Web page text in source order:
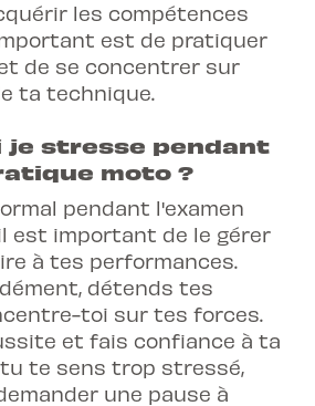
les compétences
est de pratiquer
de se concentrer sur
ta technique.
je stresse pendant
moto ?
pendant l'examen
est important de le gérer
à tes performances.
détends tes
toi sur tes forces.
et fais confiance à ta
te sens trop stressé,
une pause à